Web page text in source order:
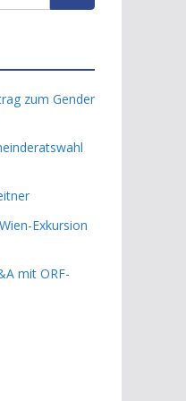
zum Gender
Exkursion
mit ORF-